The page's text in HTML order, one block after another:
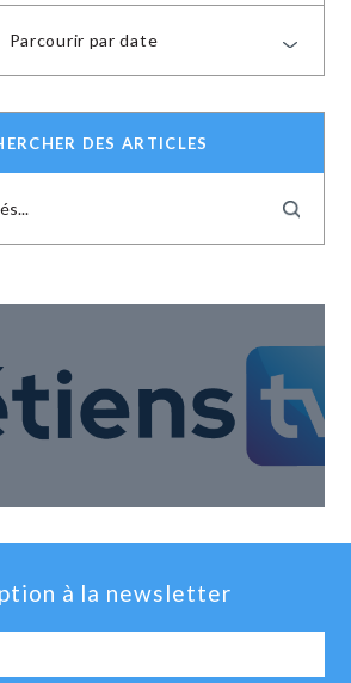
Parcourir par date
DES ARTICLES
à la newsletter